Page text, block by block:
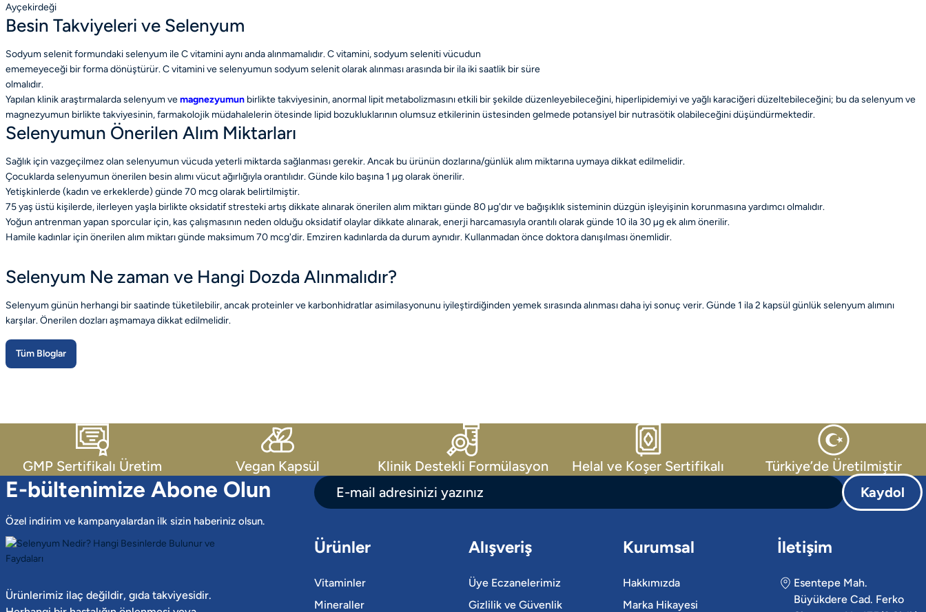
Ayçekirdeği
Besin Takviyeleri ve Selenyum
Sodyum selenit formundaki selenyum ile C vitamini aynı anda alınmamalıdır. C vitamini, sodyum seleniti vücudun
ememeyeceği bir forma dönüştürür. C vitamini ve selenyumun sodyum selenit olarak alınması arasında bir ila iki saatlik bir süre
olmalıdır.
Yapılan klinik araştırmalarda selenyum vemagnezyumun birlikte takviyesinin, anormal lipit metabolizmasını etkili bir şekilde düzenleyebileceğini, hiperlipidemiyi ve yağlı karaciğeri düzeltebileceğini; bu da selenyum ve
magnezyumun birlikte takviyesinin, farmakolojik müdahalelerin ötesinde lipid bozukluklarının olumsuz etkilerinin üstesinden gelmede potansiyel bir nutrasötik olabileceğini düşündürmektedir.
Selenyumun Önerilen Alım Miktarları
Sağlık için vazgeçilmez olan selenyumun vücuda yeterli miktarda sağlanması gerekir. Ancak bu ürünün dozlarına/günlük alım miktarına uymaya dikkat edilmelidir.
Çocuklarda selenyumun önerilen besin alımı vücut ağırlığıyla orantılıdır. Günde kilo başına 1 µg olarak önerilir.
Yetişkinlerde (kadın ve erkeklerde) günde 70 mcg olarak belirtilmiştir.
75 yaş üstü kişilerde, ilerleyen yaşla birlikte oksidatif stresteki artış dikkate alınarak önerilen alım miktarı günde 80 µg'dır ve bağışıklık sisteminin düzgün işleyişinin korunmasına yardımcı olmalıdır.
Yoğun antrenman yapan sporcular için, kas çalışmasının neden olduğu oksidatif olaylar dikkate alınarak, enerji harcamasıyla orantılı olarak günde 10 ila 30 µg ek alım önerilir.
Hamile kadınlar için önerilen alım miktarı günde maksimum 70 mcg'dir. Emziren kadınlarda da durum aynıdır. Kullanmadan önce doktora danışılması önemlidir.
Selenyum Ne zaman ve Hangi Dozda Alınmalıdır?
Selenyum günün herhangi bir saatinde tüketilebilir, ancak proteinler ve karbonhidratlar asimilasyonunu iyileştirdiğinden yemek sırasında alınması daha iyi sonuç verir. Günde 1 ila 2 kapsül günlük selenyum alımını
karşılar. Önerilen dozları aşmamaya dikkat edilmelidir.
Tüm Bloglar
GMP Sertifikalı Üretim Vegan Kapsül Klinik Destekli Formülasyon Helal ve Koşer Sertifikalı Türkiye’de Üretilmiştir
E-bültenimize Abone Olun
Özel indirim ve kampanyalardan ilk sizin haberiniz olsun.
Kaydol
Ürünlerimiz ilaç değildir, gıda takviyesidir.
Ürünler
Vitaminler
Mineraller
Alışveriş
Üye Eczanelerimiz
Gizlilik ve Güvenlik
Kurumsal
Hakkımızda
Marka Hikayesi
İletişim
Esentepe Mah.
Büyükdere Cad. Ferko